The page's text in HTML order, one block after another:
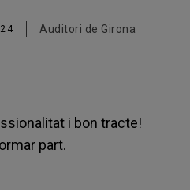
Auditori de Girona
i bon tracte!
part.